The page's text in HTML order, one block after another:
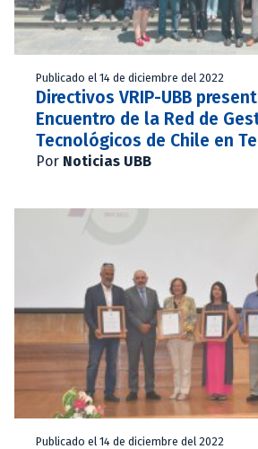
Publicado el 14 de diciembre del 2022
Directivos VRIP-UBB
Encuentro de la Red de
Tecnológicos de Chile en
Por Noticias UBB
Publicado el 14 de diciembre del 2022